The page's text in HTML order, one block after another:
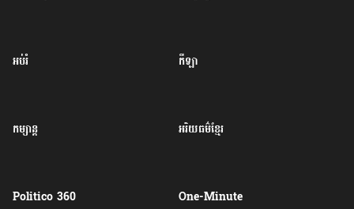
អប់រំ កីឡា
កម្សាន្ត អរិយធម៌ខ្មែរ
Politico 360 One-Minute